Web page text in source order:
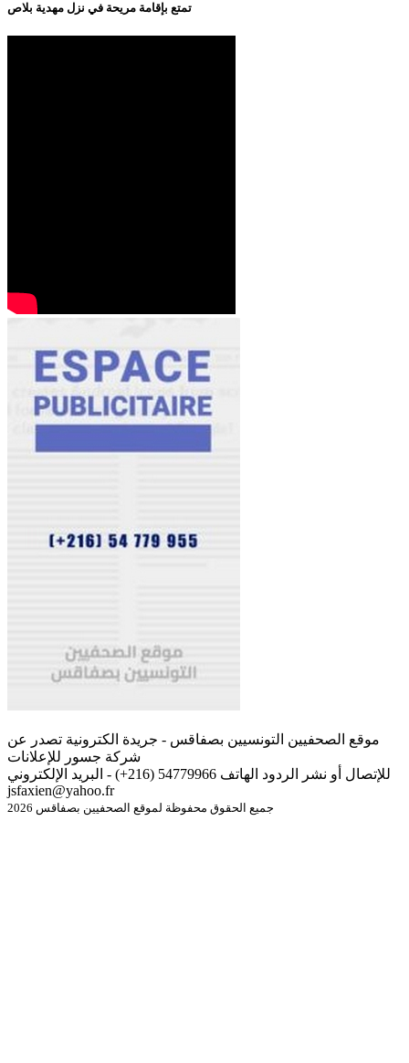
تمتع بإقامة مريحة في نزل مهدية بلاص
موقع الصحفيين التونسيين بصفاقس - جريدة الكترونية تصدر عن
شركة جسور للإعلانات
للإتصال أو نشر الردود الهاتف 54779966 (216+) - البريد الإلكتروني
jsfaxien@yahoo.fr
جميع الحقوق محفوظة لموقع الصحفيين بصفاقس 2026